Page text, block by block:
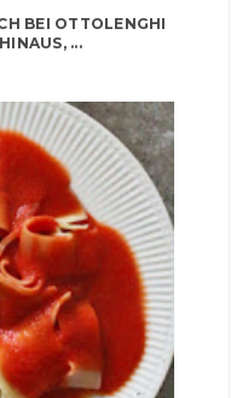
BEI OTTOLENGHI
...